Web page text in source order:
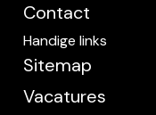
Contact
Handige links
Sitemap
Vacatures